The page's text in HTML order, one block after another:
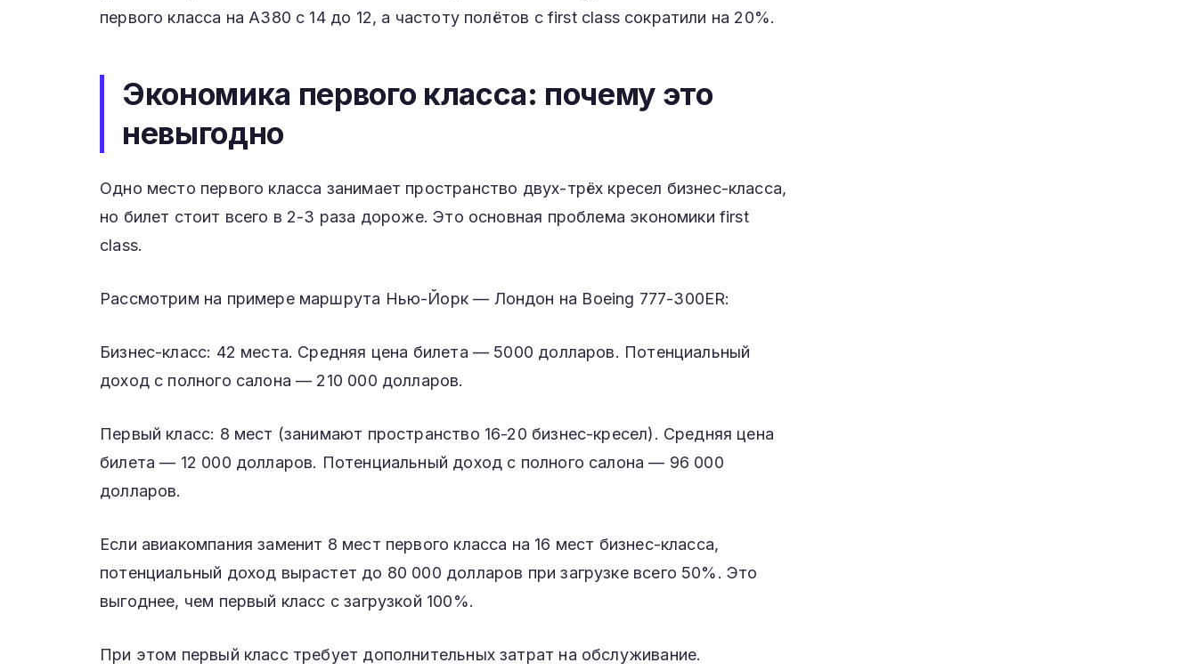
первого класса на A380 с 14 до 12, а частоту полётов с first class сократили на 20%.
Экономика первого класса: почему это
невыгодно
Одно место первого класса занимает пространство двух-трёх кресел бизнес-класса,
но билет стоит всего в 2-3 раза дороже. Это основная проблема экономики first
class.
Рассмотрим на примере маршрута Нью-Йорк — Лондон на Boeing 777-300ER:
Бизнес-класс: 42 места. Средняя цена билета — 5000 долларов. Потенциальный
доход с полного салона — 210 000 долларов.
Первый класс: 8 мест (занимают пространство 16-20 бизнес-кресел). Средняя цена
билета — 12 000 долларов. Потенциальный доход с полного салона — 96 000
долларов.
Если авиакомпания заменит 8 мест первого класса на 16 мест бизнес-класса,
потенциальный доход вырастет до 80 000 долларов при загрузке всего 50%. Это
выгоднее, чем первый класс с загрузкой 100%.
При этом первый класс требует дополнительных затрат на обслуживание.